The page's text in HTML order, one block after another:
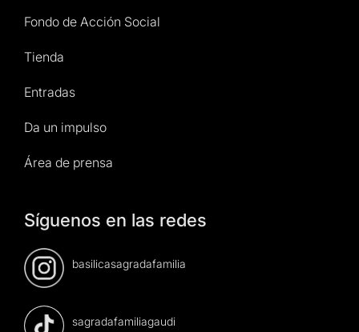
Fondo de Acción Social
Tienda
Entradas
Da un impulso
Área de prensa
Síguenos en las redes
basilicasagradafamilia
sagradafamiliagaudi